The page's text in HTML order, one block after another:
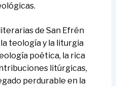
de San Efrén
teología y la liturgia
poética, la rica
litúrgicas,
perdurable en la